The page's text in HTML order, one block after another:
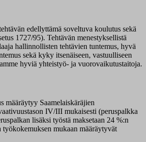
edellyttämä soveltuva koulutus sekä
1727/95). Tehtävän menestyksellistä
hallinnollisten tehtävien tuntemus, hyvä
sekä kyky itsenäiseen, vastuulliseen
hyviä yhteistyö- ja vuorovaikutustaitoja.
määräytyy Saamelaiskäräjien
IV/III mukaisesti (peruspalkka
lisäksi työstä maksetaan 24 %:n
työkokemuksen mukaan määräytyvät